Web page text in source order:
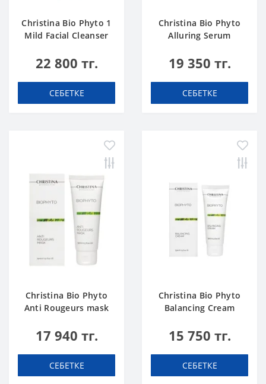
Christina Bio Phyto 1
Mild Facial Cleanser
22 800 тг.
СЕБЕТКЕ
Christina Bio Phyto
Alluring Serum
19 350 тг.
СЕБЕТКЕ
Christina Bio Phyto
Anti Rougeurs mask
17 940 тг.
СЕБЕТКЕ
Christina Bio Phyto
Balancing Cream
15 750 тг.
СЕБЕТКЕ